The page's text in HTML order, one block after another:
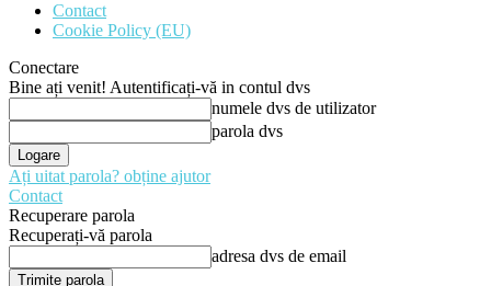
Contact
Cookie Policy (EU)
Conectare
Bine ați venit! Autentificați-vă in contul dvs
numele dvs de utilizator
parola dvs
Ați uitat parola? obține ajutor
Contact
Recuperare parola
Recuperați-vă parola
adresa dvs de email